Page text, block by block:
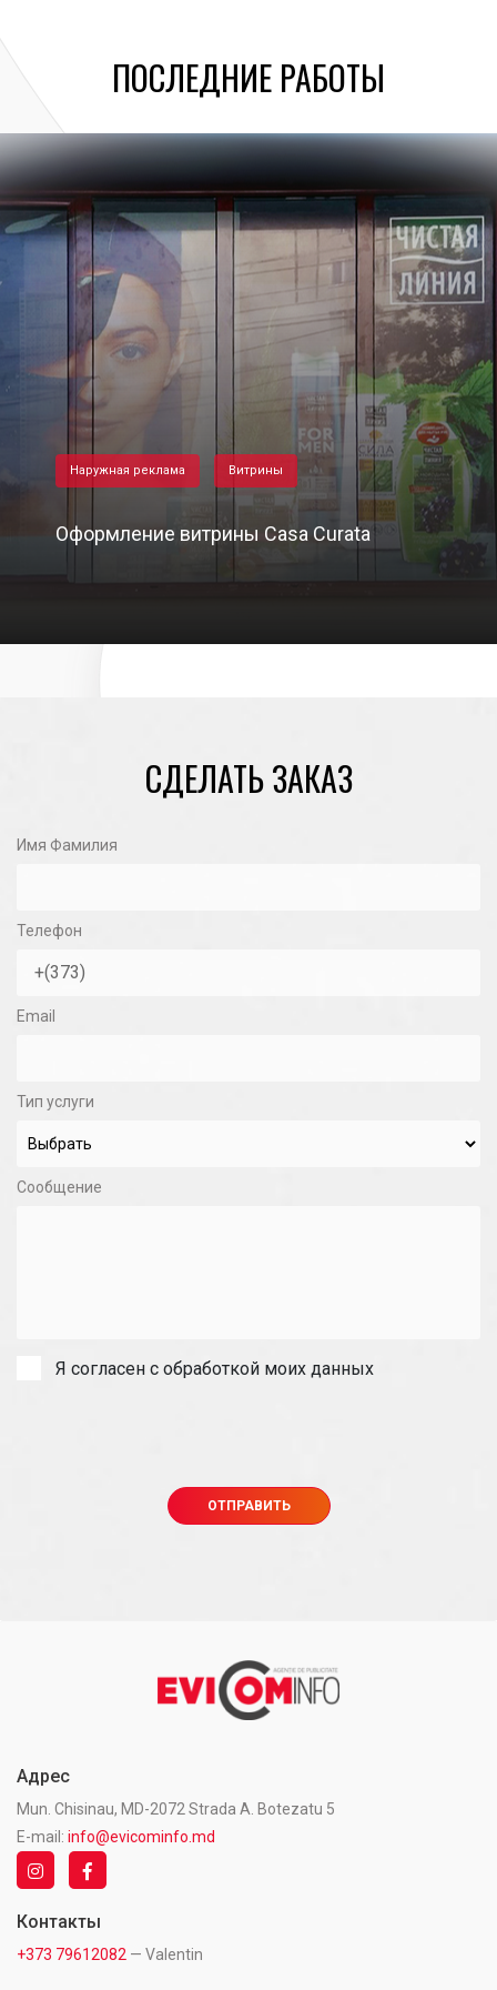
ПОСЛЕДНИЕ РАБОТЫ
Наружная реклама Витрины
Оформление витрины Casa Curata
СДЕЛАТЬ ЗАКАЗ
Имя Фамилия
Телефон
Email
Тип услуги
Сообщение
Я согласен с обработкой моих данных
Адрес
Mun. Chisinau, MD-2072 Strada A. Botezatu 5
E-mail: info@evicominfo.md
Контакты
+373 79612082 — Valentin